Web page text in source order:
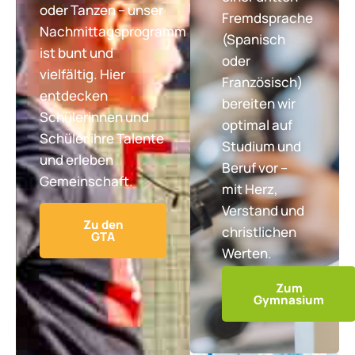
oder Tanzen – unser
Nachmittagsprogramm
ist bunt und
vielfältig. Hier
entdecken
Schülerinnen und
Schüler ihre Talente
und erleben
Gemeinschaft.
Zu den
GTA
Fremdsprache
(Spanisch
oder
Französisch)
bereiten wir
optimal auf
Studium und
Beruf vor –
mit Herz,
Verstand und
christlichen
Werten.
Zum
Gymnasium